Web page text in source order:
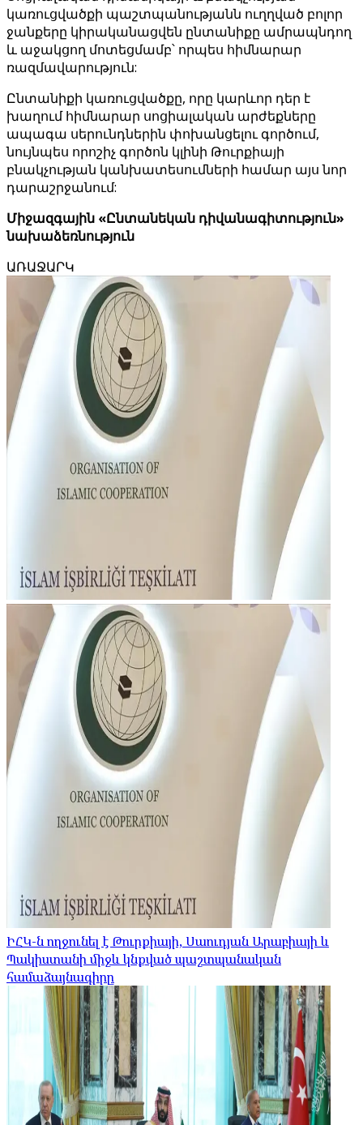
կառուցվածքի պաշտպանությանն ուղղված բոլոր
ջանքերը կիրականացվեն ընտանիքը ամրապնդող
և աջակցող մոտեցմամբ՝ որպես հիմնարար
ռազմավարություն:
Ընտանիքի կառուցվածքը, որը կարևոր դեր է
խաղում հիմնարար սոցիալական արժեքները
ապագա սերունդներին փոխանցելու գործում,
նույնպես որոշիչ գործոն կլինի Թուրքիայի
բնակչության կանխատեսումների համար այս նոր
դարաշրջանում:
Միջազգային «Ընտանեկան դիվանագիտություն»
նախաձեռնություն
ԱՌԱՋԱՐԿ
ԻՀԿ-ն ողջունել է Թուրքիայի, Սաուդյան Արաբիայի և
Պակիստանի միջև կնքված պաշտպանական
համաձայնագիրը